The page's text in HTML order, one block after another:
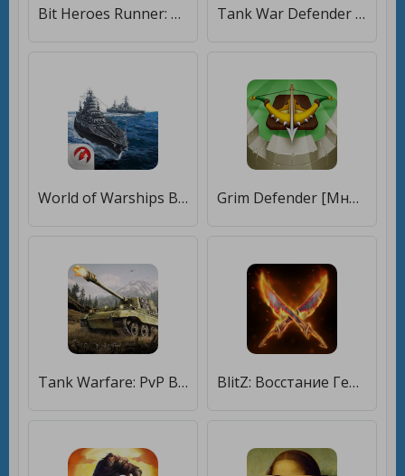
Bit Heroes Runner: Pixel Blitz [Много денег] Tank War Defender 3 [Много денег]
World of Warships Blitz: морской ММОРПГ PvP шутер [Много денег] Grim Defender [Много монет]
Tank Warfare: PvP Blitz Game [Много монет] BlitZ: Восстание Героев [Много денег]